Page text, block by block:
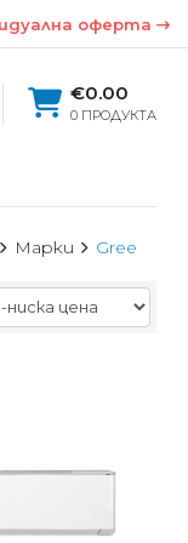
оферта
€0.00
0 ПРОДУКТА
Марки Gree